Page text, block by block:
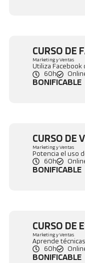
CURSO DE
Marketing y Ventas
Utiliza Facebook
60h
BONIFICABLE
CURSO DE
Marketing y Ventas
Potencia el uso
60h
BONIFICABLE
CURSO DE
Marketing y Ventas
Aprende
60h
BONIFICABLE